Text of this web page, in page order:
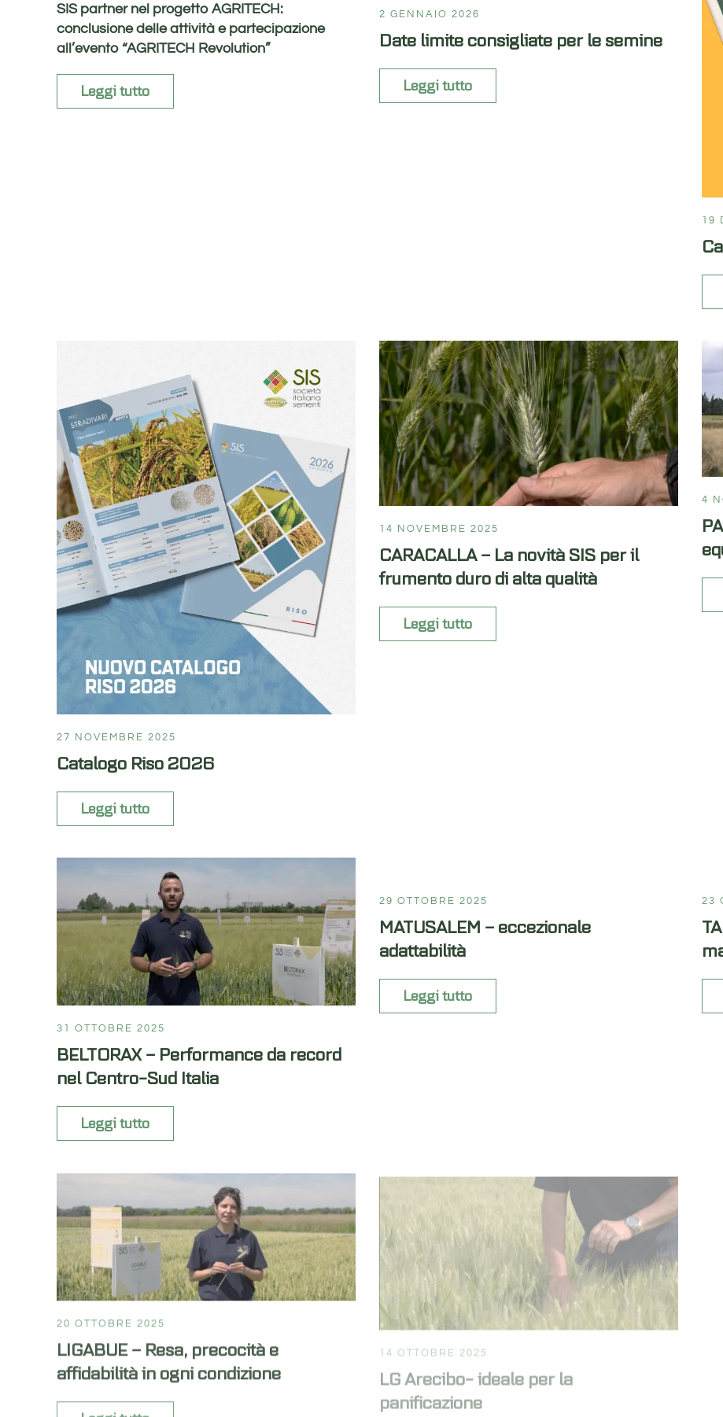
SIS partner nel progetto AGRITECH:
conclusione delle attività e partecipazione
all’evento “AGRITECH Revolution”
Leggi tutto
2 GENNAIO 2026
Date limite consigliate per le semine
Leggi tutto
19
27 NOVEMBRE 2025
Catalogo Riso 2026
Leggi tutto
14 NOVEMBRE 2025
CARACALLA – La novità SIS per il
frumento duro di alta qualità
Leggi tutto
4
31 OTTOBRE 2025
BELTORAX – Performance da record
nel Centro-Sud Italia
Leggi tutto
29 OTTOBRE 2025
MATUSALEM – eccezionale
adattabilità
Leggi tutto
23
20 OTTOBRE 2025
LIGABUE – Resa, precocità e
affidabilità in ogni condizione
14 OTTOBRE 2025
LG Arecibo- ideale per la
panificazione